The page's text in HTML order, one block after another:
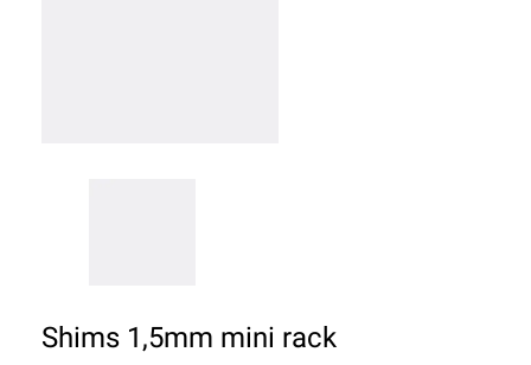
Shims 1,5mm mini rack